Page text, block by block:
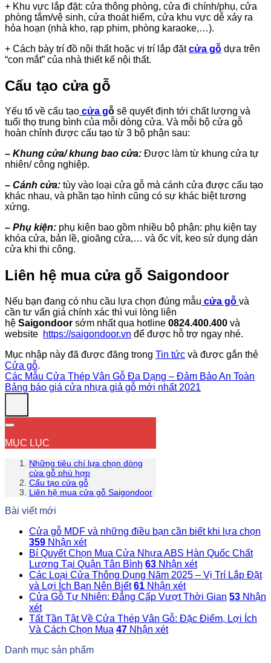
+ Khu vực lắp đặt: cửa thông phòng, cửa đi chính/phụ, cửa
phòng tắm/vệ sinh, cửa thoát hiểm, cửa khu vực dễ xảy ra
hỏa hoạn (nhà kho, rạp phim, phòng karaoke,…).
+ Cách bày trí đồ nội thất hoặc vị trí lắp đặtcửa gỗ dựa trên
“con mắt” của nhà thiết kế nội thất.
Cấu tạo cửa gỗ
Yếu tố về cấu tạo cửa gỗ sẽ quyết định tới chất lượng và
tuổi thọ trung bình của mỗi dòng cửa. Và mỗi bộ cửa gỗ
hoàn chỉnh được cấu tạo từ 3 bộ phận sau:
– Khung cửa/ khung bao cửa: Được làm từ khung cửa tự
nhiên/ công nghiệp.
– Cánh cửa: tùy vào loại cửa gỗ mà cánh cửa được cấu tạo
khác nhau, và phần tạo hình cũng có sự khác biệt tương
xứng.
– Phụ kiện: phụ kiện bao gồm nhiều bộ phận: phụ kiện tay
khóa cửa, bản lề, gioăng cửa,… và ốc vít, keo sử dụng dán
cửa khi thi công.
Liên hệ mua cửa gỗ Saigondoor
Nếu bạn đang có nhu cầu lựa chọn đúng mẫu cửa gỗ và
cần tư vấn giá chính xác thì vui lòng liên
hệ Saigondoor sớm nhất qua hotline 0824.400.400 và
website https://saigondoor.vn để được hỗ trợ ngay nhé.
Mục nhập này đã được đăng trong Tin tức và được gắn thẻ
Cửa gỗ.
Các Mẫu Cửa Thép Vân Gỗ Đa Dạng – Đảm Bảo An Toàn
Bảng báo giá cửa nhựa giả gỗ mới nhất 2021
MỤC LỤC
Những tiêu chí lựa chọn dòng
cửa gỗ phù hợp
Cấu tạo cửa gỗ
Liên hệ mua cửa gỗ Saigondoor
Bài viết mới
Cửa gỗ MDF và những điều bạn cần biết khi lựa chọn
359 Nhận xét
Bí Quyết Chọn Mua Cửa Nhựa ABS Hàn Quốc Chất
Lượng Tại Quận Tân Bình 63 Nhận xét
Các Loại Cửa Thông Dụng Năm 2025 – Vị Trí Lắp Đặt
và Lợi Ích Bạn Nên Biết 61 Nhận xét
Cửa Gỗ Tự Nhiên: Đẳng Cấp Vượt Thời Gian 53 Nhận
xét
Tất Tần Tật Về Cửa Thép Vân Gỗ: Đặc Điểm, Lợi Ích
Và Cách Chọn Mua 47 Nhận xét
Danh mục sản phẩm